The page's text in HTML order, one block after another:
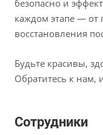
безопасно и
каждом этапе — от
восстановления
Будьте красивы,
Обратитесь к нам,
Сотрудники